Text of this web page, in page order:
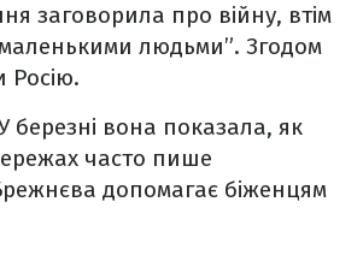
заговорила про війну, втім
людьми”. Згодом
Росію.
березні вона показала, як
часто пише
допомагає біженцям